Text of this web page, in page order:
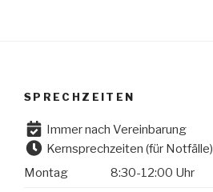
SPRECHZEITEN
Immer nach Vereinbarung
Kernsprechzeiten (für Notfälle)
Montag
8:30-12:00 Uhr